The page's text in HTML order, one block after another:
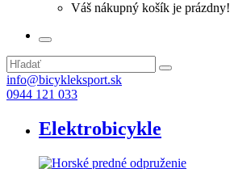
Váš nákupný košík je prázdny!
info@bicykleksport.sk
0944 121 033
Elektrobicykle